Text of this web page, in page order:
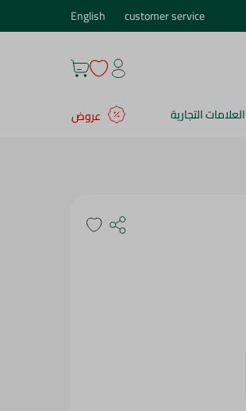
customer service
English
العلامات التجارية
عروض